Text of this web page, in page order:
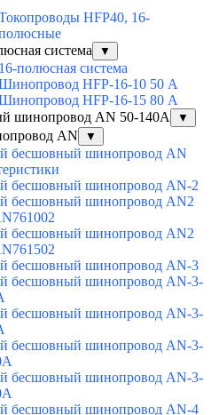
HFP40, 16-
система
▼
16-полюсная система
HFP-16-10 50 А
HFP-16-15 80 А
шинопровод AN 50-140А
▼
AN ▼
бесшовный шинопровод AN
бесшовный шинопровод AN-2
бесшовный шинопровод AN2
бесшовный шинопровод AN2
бесшовный шинопровод AN-3
бесшовный шинопровод AN-3-
бесшовный шинопровод AN-3-
бесшовный шинопровод AN-3-
бесшовный шинопровод AN-3-
бесшовный шинопровод AN-4